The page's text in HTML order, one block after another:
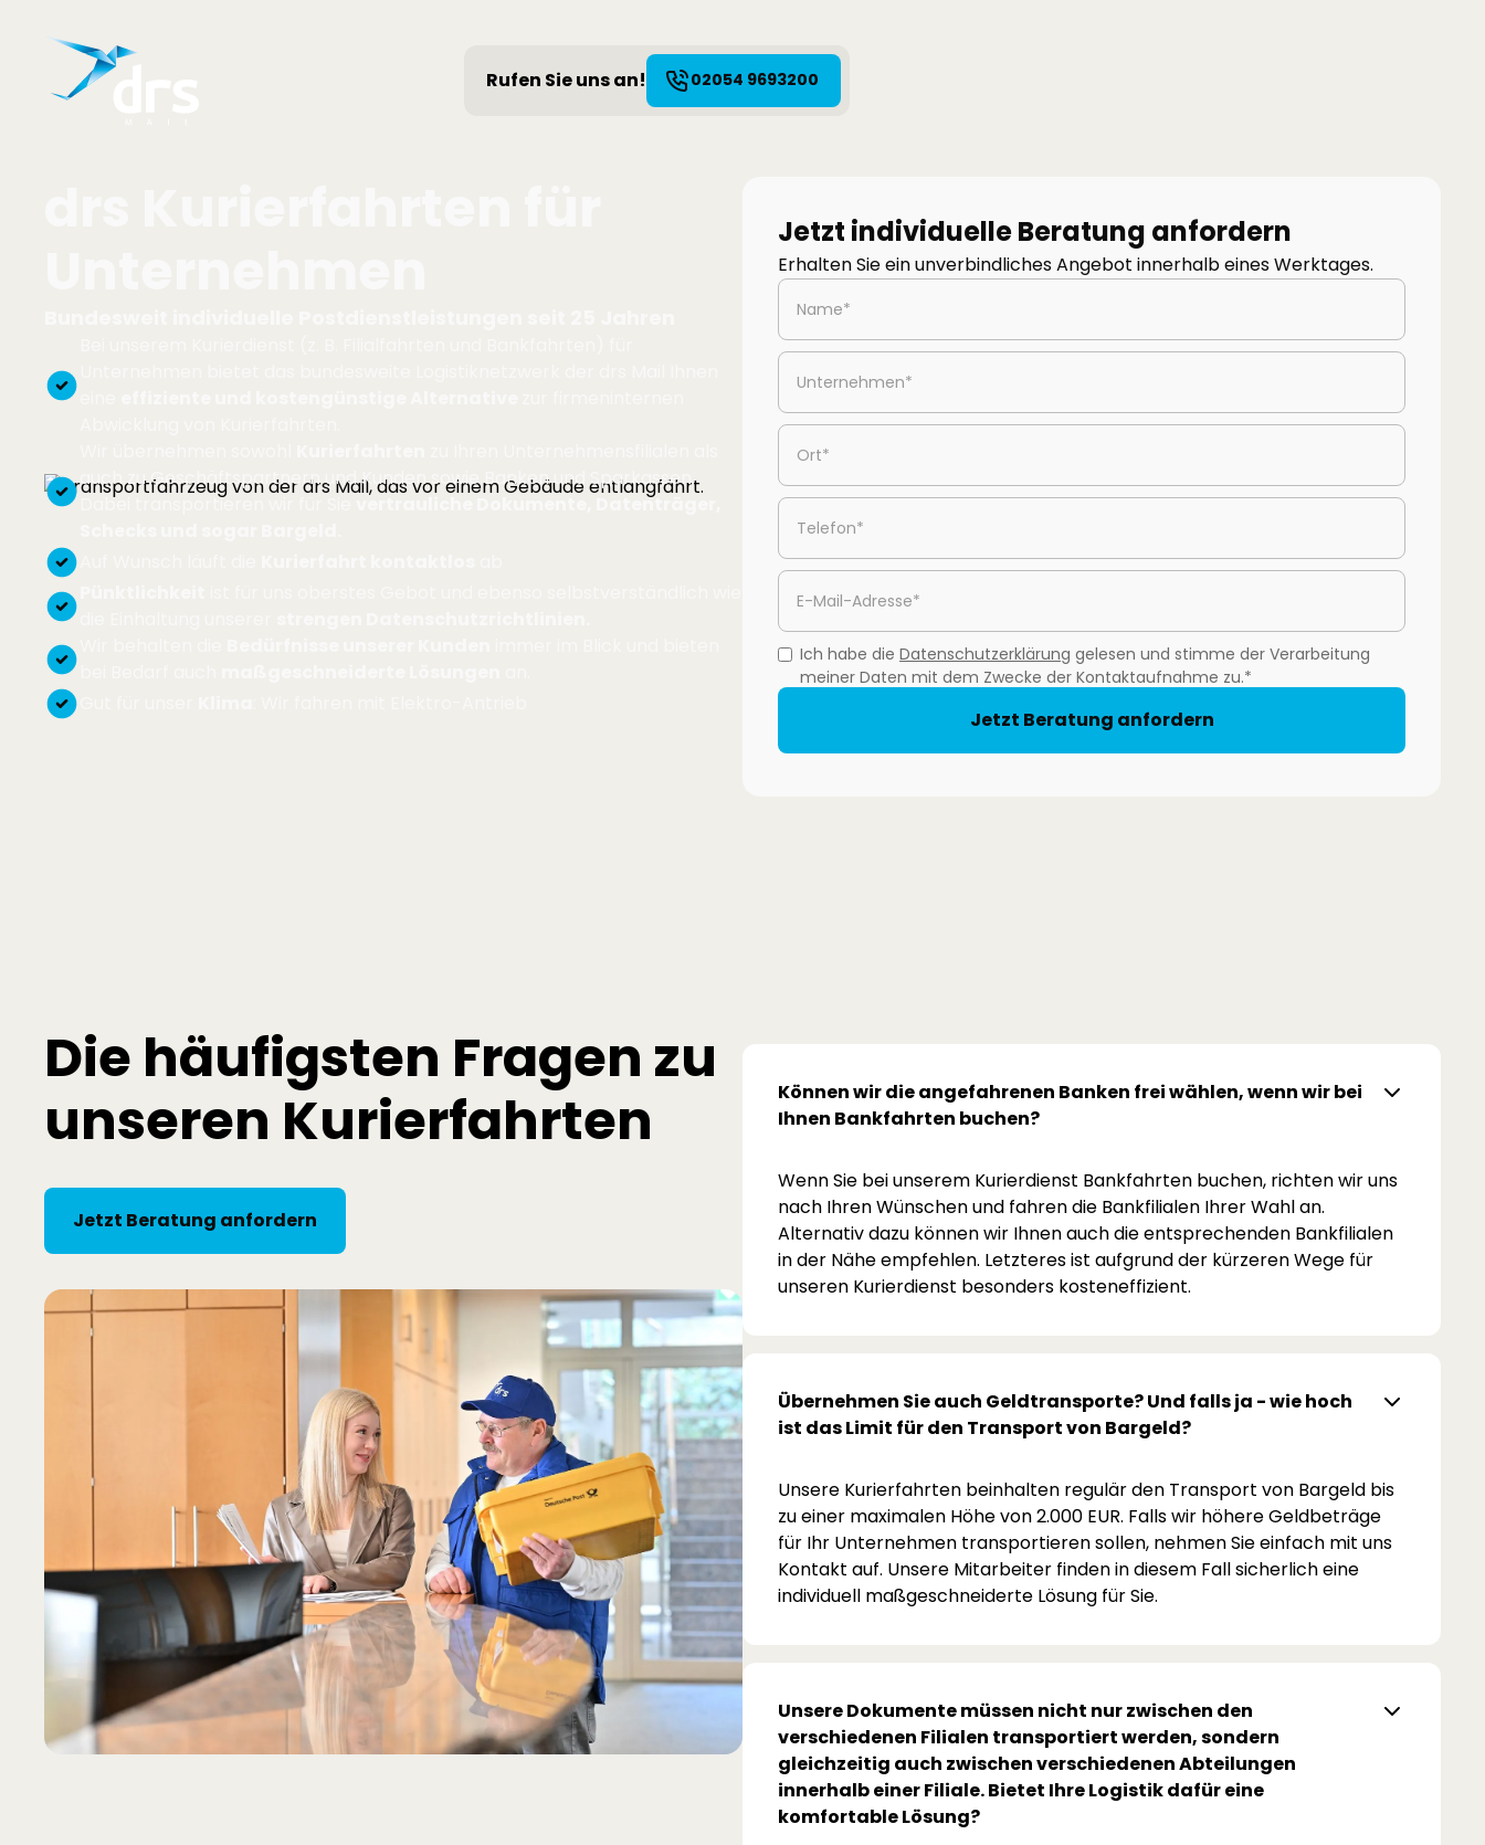
Rufen Sie uns an! 02054 9693200
auch zu Geschäftspartnern und Kunden sowie Banken und Sparkassen.
Dabei transportieren wir für Sie
vertrauliche Dokumente, Datenträger,
Jetzt individuelle Beratung anfordern
Erhalten Sie ein unverbindliches Angebot innerhalb eines Werktages.
Ich habe die Datenschutz­erklärung gelesen und stimme der Verarbeitung
meiner Daten mit dem Zwecke der Kontaktaufnahme zu.*
Die häufigsten Fragen zu
unseren Kurierfahrten
Jetzt Beratung anfordern
Können wir die angefahrenen Banken frei wählen, wenn wir bei
Ihnen Bankfahrten buchen?
Wenn Sie bei unserem Kurierdienst Bankfahrten buchen, richten wir uns
nach Ihren Wünschen und fahren die Bankfilialen Ihrer Wahl an.
Alternativ dazu können wir Ihnen auch die entsprechenden Bankfilialen
in der Nähe empfehlen. Letzteres ist aufgrund der kürzeren Wege für
unseren Kurierdienst besonders kosteneffizient.
Übernehmen Sie auch Geldtransporte? Und falls ja - wie hoch
ist das Limit für den Transport von Bargeld?
Unsere Kurierfahrten beinhalten regulär den Transport von Bargeld bis
zu einer maximalen Höhe von 2.000 EUR. Falls wir höhere Geldbeträge
für Ihr Unternehmen transportieren sollen, nehmen Sie einfach mit uns
Kontakt auf. Unsere Mitarbeiter finden in diesem Fall sicherlich eine
individuell maßgeschneiderte Lösung für Sie.
Unsere Dokumente müssen nicht nur zwischen den
verschiedenen Filialen transportiert werden, sondern
gleichzeitig auch zwischen verschiedenen Abteilungen
innerhalb einer Filiale. Bietet Ihre Logistik dafür eine
komfortable Lösung?